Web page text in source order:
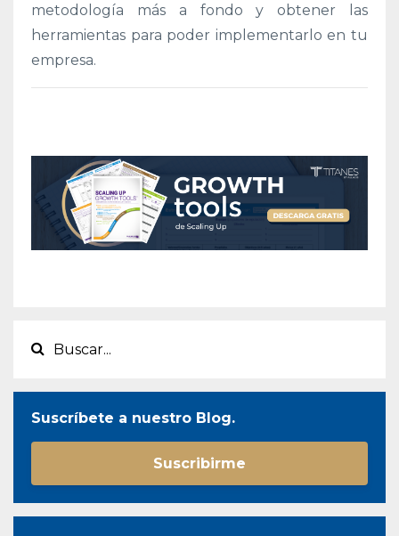
metodología más a fondo y obtener las
herramientas para poder implementarlo en tu
empresa.
Suscríbete a nuestro Blog.
Suscribirme